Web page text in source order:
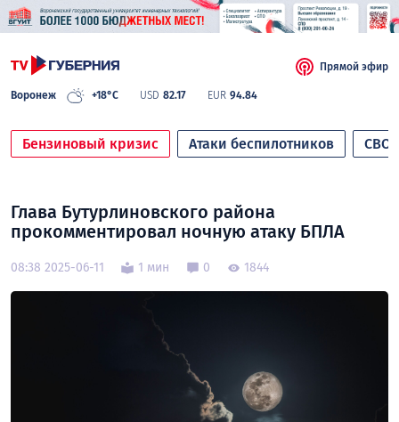
Воронеж +18°C USD 82.17 EUR 94.84
Прямой эфир
Бензиновый кризис Атаки беспилотников СВО
Глава Бутурлиновского района
прокомментировал ночную атаку БПЛА
08:38 2025-06-11 1 мин 0 1844